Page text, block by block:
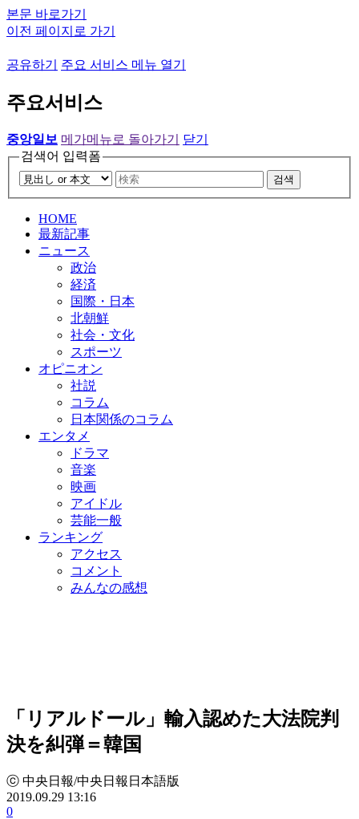
본문 바로가기
이전 페이지로 가기
공유하기 주요 서비스 메뉴 열기
주요서비스
중앙일보 메가메뉴로 돌아가기
닫기
검색어 입력폼
검색
HOME
最新記事
ニュース
政治
経済
国際・日本
北朝鮮
社会・文化
スポーツ
オピニオン
社説
コラム
日本関係のコラム
エンタメ
ドラマ
音楽
映画
アイドル
芸能一般
ランキング
アクセス
コメント
みんなの感想
「リアルドール」輸入認めた大法院判
決を糾弾＝韓国
ⓒ 中央日報/中央日報日本語版
2019.09.29 13:16
0